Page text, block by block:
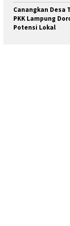
Canangkan Desa
PKK Lampung
Potensi Lokal